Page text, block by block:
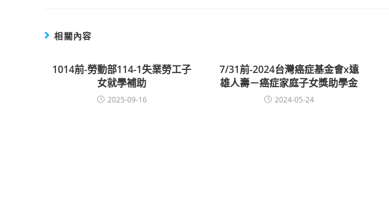
相關內容
1014前-勞動部114-1失業勞工子
女就學補助
2025-09-16
7/31前-2024台灣癌症基金會x遠
雄人壽－癌症家庭子女獎助學金
2024-05-24